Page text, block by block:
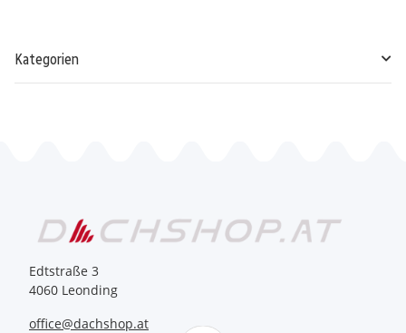
Kategorien
Edtstraße 3
4060 Leonding
office@dachshop.at